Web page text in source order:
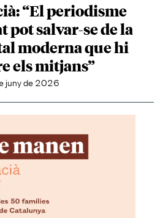
“El periodisme
salvar-se de la
moderna que hi
els mitjans”
juny de 2026